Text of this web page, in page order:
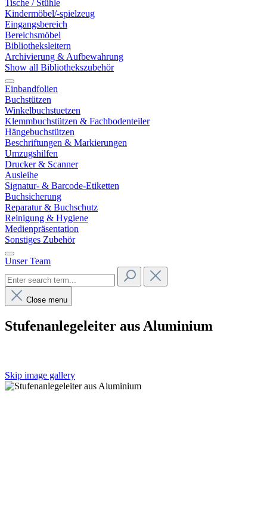
Tische / Stühle
Kindermöbel/-spielzeug
Eingangsbereich
Bereichsmöbel
Bibliotheksleitern
Archivierung & Aufbewahrung
Show all Bibliothekszubehör
Einbandfolien
Buchstützen
Winkelbuchstuetzen
Klemmbuchstützen & Fachbodenteiler
Hängebuchstützen
Beschriftungen & Markierungen
Umzugshilfen
Drucker & Scanner
Ausleihe
Signatur- & Barcode-Etiketten
Buchsicherung
Reparatur & Buchschutz
Reinigung & Hygiene
Medienpräsentation
Sonstiges Zubehör
Unser Team
Close menu
Stufenanlegeleiter aus Aluminium
Skip image gallery